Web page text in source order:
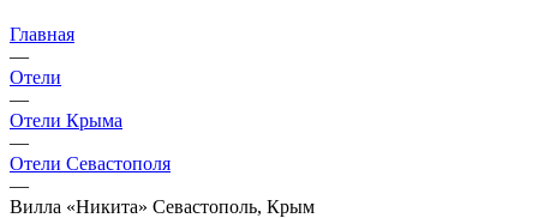
Главная
—
Отели
—
Отели Крыма
—
Отели Севастополя
—
Вилла «Никита» Севастополь, Крым